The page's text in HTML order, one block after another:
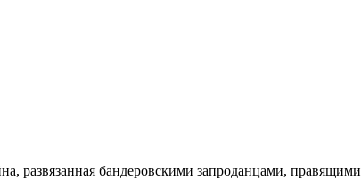
развязанная бандеровскими запроданцами,